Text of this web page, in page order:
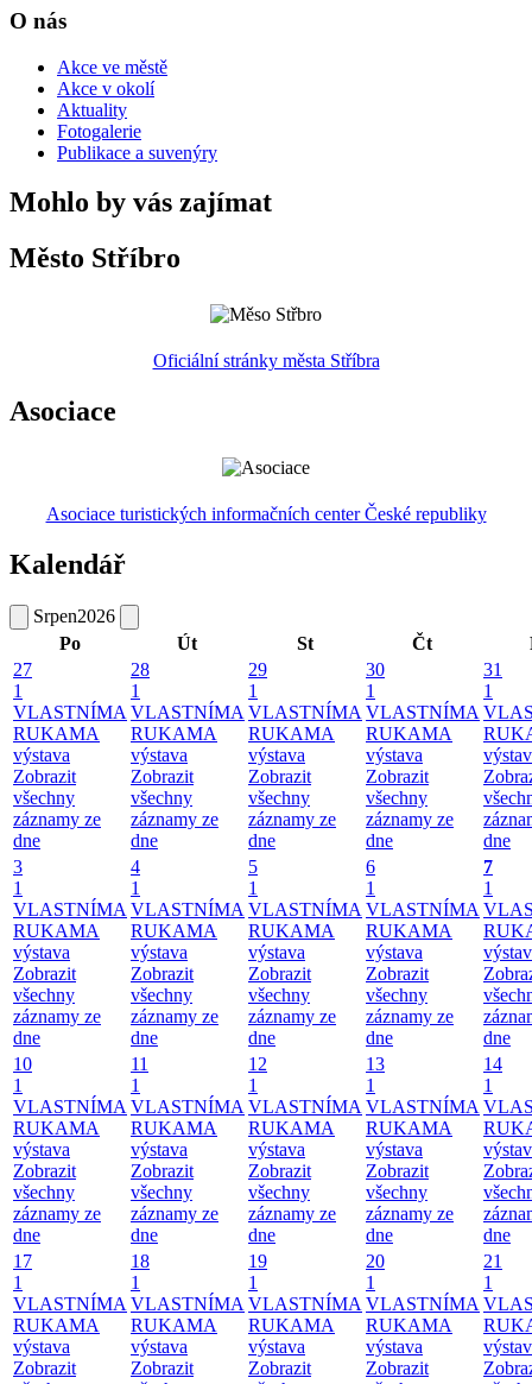
O nás
Akce ve městě
Akce v okolí
Aktuality
Fotogalerie
Publikace a suvenýry
Mohlo by vás zajímat
Město Stříbro
Oficiální stránky města Stříbra
Asociace
Asociace turistických informačních center České republiky
Kalendář
Srpen2026
Po
Út St Čt
27
1
VLASTNÍMA
RUKAMA
výstava
Zobrazit
všechny
záznamy ze
dne
28
1
VLASTNÍMA
RUKAMA
výstava
Zobrazit
všechny
záznamy ze
dne
29
1
VLASTNÍMA
RUKAMA
výstava
Zobrazit
všechny
záznamy ze
dne
30
1
VLASTNÍMA
RUKAMA
výstava
Zobrazit
všechny
záznamy ze
dne
31
1
dne
3
1
VLASTNÍMA
RUKAMA
výstava
Zobrazit
všechny
záznamy ze
dne
4
1
VLASTNÍMA
RUKAMA
výstava
Zobrazit
všechny
záznamy ze
dne
5
1
VLASTNÍMA
RUKAMA
výstava
Zobrazit
všechny
záznamy ze
dne
6
1
VLASTNÍMA
RUKAMA
výstava
Zobrazit
všechny
záznamy ze
dne
7
1
dne
10
1
VLASTNÍMA
RUKAMA
výstava
Zobrazit
všechny
záznamy ze
dne
11
1
VLASTNÍMA
RUKAMA
výstava
Zobrazit
všechny
záznamy ze
dne
12
1
VLASTNÍMA
RUKAMA
výstava
Zobrazit
všechny
záznamy ze
dne
13
1
VLASTNÍMA
RUKAMA
výstava
Zobrazit
všechny
záznamy ze
dne
14
1
dne
17
1
VLASTNÍMA
RUKAMA
výstava
Zobrazit
18
1
VLASTNÍMA
RUKAMA
výstava
Zobrazit
19
1
VLASTNÍMA
RUKAMA
výstava
Zobrazit
20
1
VLASTNÍMA
RUKAMA
výstava
Zobrazit
21
1